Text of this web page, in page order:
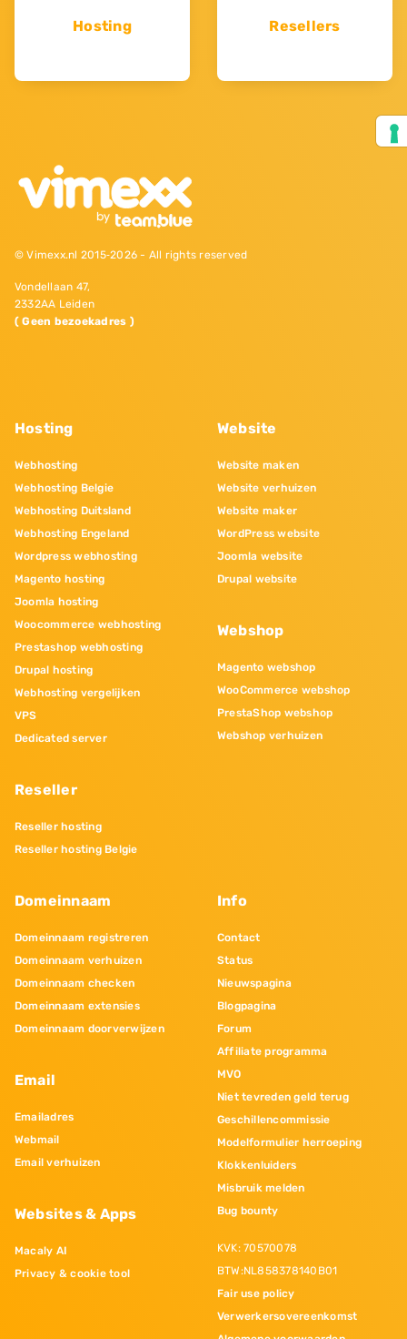
Hosting Resellers
© Vimexx.nl 2015‐2026 - All rights reserved
Vondellaan 47,
2332AA Leiden
( Geen bezoekadres )
Hosting
Webhosting
Webhosting Belgie
Webhosting Duitsland
Webhosting Engeland
Wordpress webhosting
Magento hosting
Joomla hosting
Woocommerce webhosting
Prestashop webhosting
Drupal hosting
Webhosting vergelijken
VPS
Dedicated server
Reseller
Reseller hosting
Reseller hosting Belgie
Website
Website maken
Website verhuizen
Website maker
WordPress website
Joomla website
Drupal website
Webshop
Magento webshop
WooCommerce webshop
PrestaShop webshop
Webshop verhuizen
Domeinnaam
Domeinnaam registreren
Domeinnaam verhuizen
Domeinnaam checken
Domeinnaam extensies
Domeinnaam doorverwijzen
Email
Emailadres
Webmail
Email verhuizen
Websites & Apps
Macaly AI
Privacy & cookie tool
Info
Contact
Status
Nieuwspagina
Blogpagina
Forum
Affiliate programma
MVO
Niet tevreden geld terug
Geschillencommissie
Modelformulier herroeping
Klokkenluiders
Misbruik melden
Bug bounty
KVK: 70570078
BTW:NL858378140B01
Fair use policy
Verwerkersovereenkomst